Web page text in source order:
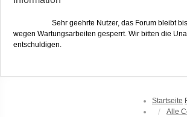
Sehr geehrte Nutzer, das Forum bleibt
wegen Wartungsarbeiten gesperrt. Wir bitten die
entschuldigen.
Startseite
Alle